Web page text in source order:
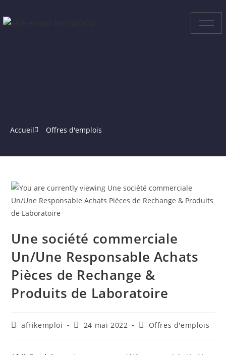
Accueil Offres d'emplois
Une société commerciale
Un/Une Responsable Achats
Pièces de Rechange &
Produits de Laboratoire
afrikemploi 24 mai 2022 Offres d'emplois